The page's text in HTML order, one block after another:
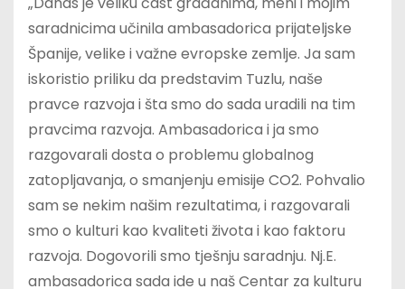
saradnicima učinila ambasadorica prijateljske
Španije, velike i važne evropske zemlje. Ja sam
iskoristio priliku da predstavim Tuzlu, naše
pravce razvoja i šta smo do sada uradili na tim
pravcima razvoja. Ambasadorica i ja smo
razgovarali dosta o problemu globalnog
zatopljavanja, o smanjenju emisije CO2. Pohvalio
sam se nekim našim rezultatima, i razgovarali
smo o kulturi kao kvaliteti života i kao faktoru
razvoja. Dogovorili smo tješnju saradnju. Nj.E.
ambasadorica sada ide u naš Centar za kulturu